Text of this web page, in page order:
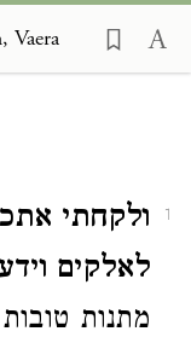
Vaera
1
ולקחתי
לאלקים
מתנות